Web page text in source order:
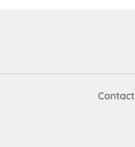
Contact